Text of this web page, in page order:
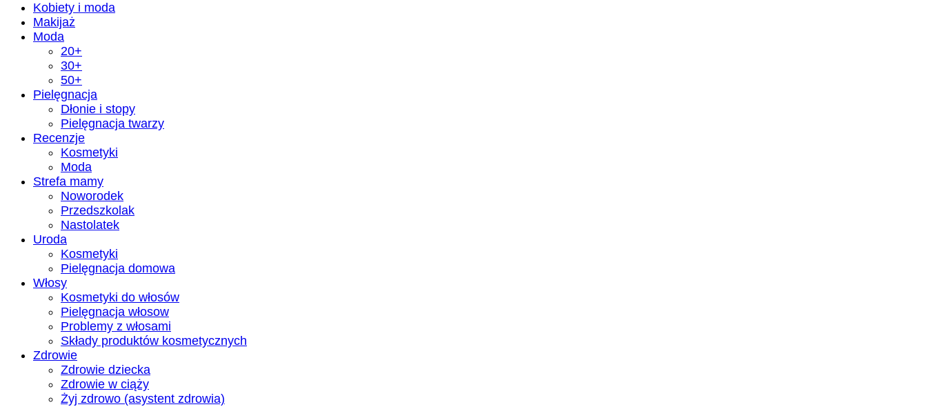
Kobiety i moda
Makijaż
Moda
20+
30+
50+
Pielęgnacja
Dłonie i stopy
Pielęgnacja twarzy
Recenzje
Kosmetyki
Moda
Strefa mamy
Noworodek
Przedszkolak
Nastolatek
Uroda
Kosmetyki
Pielęgnacja domowa
Włosy
Kosmetyki do włosów
Pielęgnacja włosow
Problemy z włosami
Składy produktów kosmetycznych
Zdrowie
Zdrowie dziecka
Zdrowie w ciąży
Żyj zdrowo (asystent zdrowia)